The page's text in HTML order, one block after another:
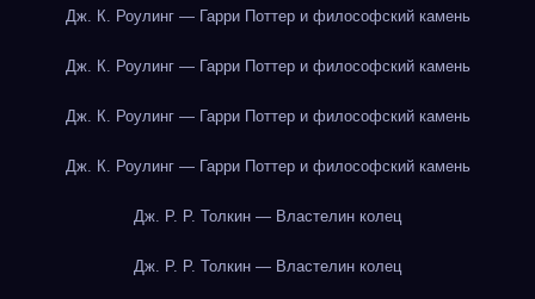
Дж. К. Роулинг — Гарри Поттер и философский камень
Дж. К. Роулинг — Гарри Поттер и философский камень
Дж. К. Роулинг — Гарри Поттер и философский камень
Дж. К. Роулинг — Гарри Поттер и философский камень
Дж. Р. Р. Толкин — Властелин колец
Дж. Р. Р. Толкин — Властелин колец